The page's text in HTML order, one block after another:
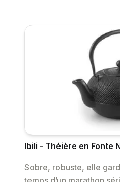
Ibili - Théière en Fonte
Sobre, robuste, elle